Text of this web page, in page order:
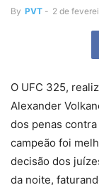
By PVT - 2 de
O UFC 325,
Alexander
dos penas
campeão foi
decisão dos
da noite,